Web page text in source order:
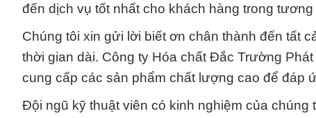
đến dịch vụ tốt nhất cho khách hàng trong tương
Chúng tôi xin gửi lời biết ơn chân thành đến tất
thời gian dài. Công ty Hóa chất Đắc Trường
cung cấp các sản phẩm chất lượng cao để đáp
Đội ngũ kỹ thuật viên có kinh nghiệm của